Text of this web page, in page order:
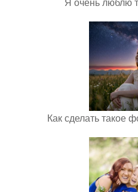
Как сделать такое